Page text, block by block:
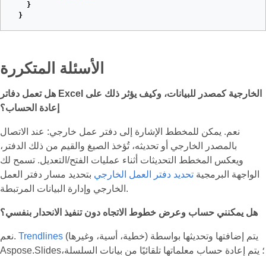
}
}
الأسئلة المتكررة
هل تعمل دفاتر Excel الخارجية كمصدر للبيانات، وكيف يؤثر ذلك على
إعادة الحساب؟
نعم. يمكن للمخطط الإشارة إلى دفتر عمل خارجي: عند الاتصال
بالمصدر الخارجي أو تحديثه، تُؤخذ الصيغ والقيم من ذلك الدفتر،
ويعكس المخطط التحديثات أثناء عمليات الفتح/التعديل. تسمح لك
الواجهة البرمجية تحديد دفتر العمل الخارجي بتحديد مسار دفتر العمل
الخارجي وإدارة البيانات المرتبطة.
هل يمكنني حساب وعرض خطوط الاتجاه دون تنفيذ الانحدار بنفسي؟
نعم. Trendlines (خطية، أسية، وغيرها) يتم إضافتها وتحديثها بواسطة
Aspose.Slides؛ يتم إعادة حساب معلماتها تلقائيًا من بيانات السلسلة،